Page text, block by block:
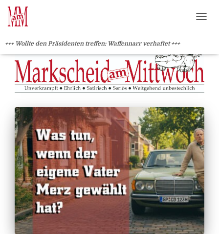
+++ Wollte den Präsidenten treffen: Waffennarr verhaftet +++